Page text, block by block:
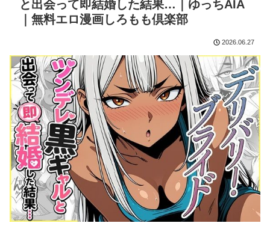
と出会って即結婚した結果…｜ゆっちAIA
｜無料エロ漫画しろもも倶楽部
2026.06.27